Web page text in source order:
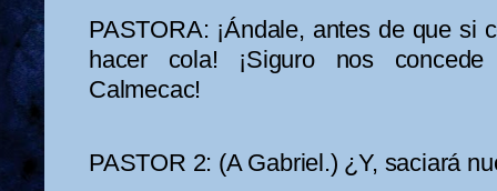
PASTORA: ¡Ándale, antes de que si
hacer cola! ¡Siguro nos
Calmecac!
PASTOR 2: (A Gabriel.) ¿Y, saciará